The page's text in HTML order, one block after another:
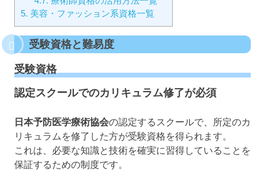
5. 美容・ファッション系資格一覧
受験資格と難易度
受験資格
認定スクールでのカリキュラム修了が必須
日本予防医学療術協会の認定するスクールで、所定のカ
リキュラムを修了した方が受験資格を得られます。
これは、必要な知識と技術を確実に習得していることを
保証するための制度です。